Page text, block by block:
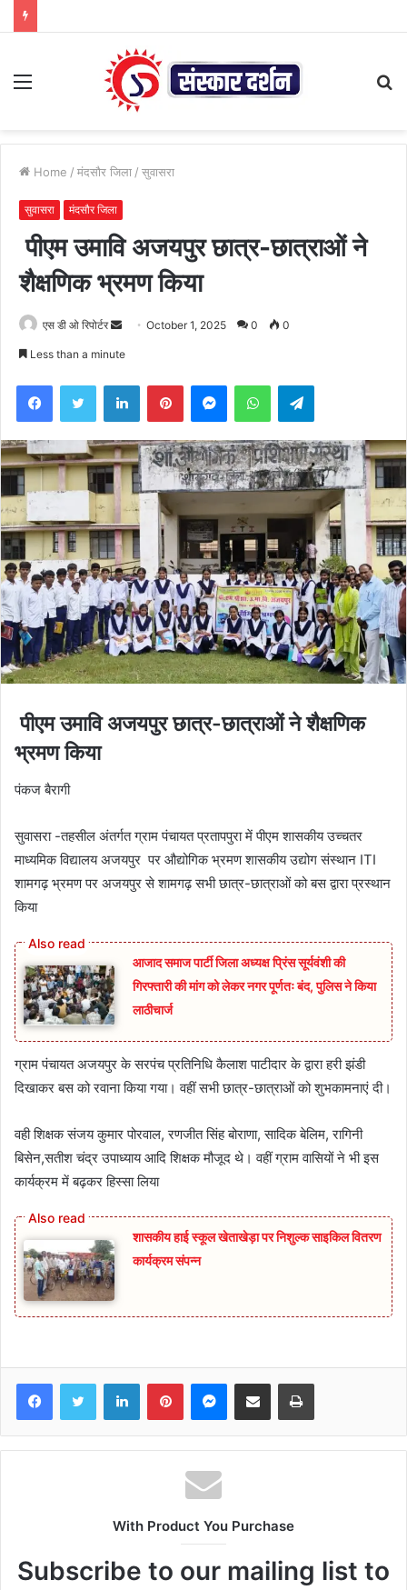
Menu
Home / मंदसौर जिला / सुवासरा
सुवासरा मंदसौर जिला
पीएम उमावि अजयपुर छात्र-छात्राओं ने
शैक्षणिक भ्रमण किया
एस डी ओ रिपोर्टर
SendOctober 1, 2025 0 0
Less than a minute
FacebookTwitter LinkedInPinterestMessengerWhatsAppTelegram
पीएम उमावि अजयपुर छात्र-छात्राओं ने शैक्षणिक
भ्रमण किया
पंकज बैरागी
सुवासरा -तहसील अंतर्गत ग्राम पंचायत प्रतापपुरा में पीएम शासकीय उच्चतर
माध्यमिक विद्यालय अजयपुर पर औद्योगिक भ्रमण शासकीय उद्योग संस्थान ITI
शामगढ़ भ्रमण पर अजयपुर से शामगढ़ सभी छात्र-छात्राओं को बस द्वारा प्रस्थान
किया
आजाद समाज पार्टी जिला अध्यक्ष प्रिंस सूर्यवंशी की
गिरफ्तारी की मांग को लेकर नगर पूर्णतः बंद, पुलिस ने किया
लाठीचार्ज
ग्राम पंचायत अजयपुर के सरपंच प्रतिनिधि कैलाश पाटीदार के द्वारा हरी झंडी
दिखाकर बस को रवाना किया गया। वहीं सभी छात्र-छात्राओं को शुभकामनाएं दी।
वही शिक्षक संजय कुमार पोरवाल, रणजीत सिंह बोराणा, सादिक बेलिम, रागिनी
बिसेन,सतीश चंद्र उपाध्याय आदि शिक्षक मौजूद थे। वहीं ग्राम वासियों ने भी इस
कार्यक्रम में बढ़कर हिस्सा लिया
शासकीय हाई स्कूल खेताखेड़ा पर निशुल्क साइकिल वितरण
कार्यक्रम संपन्न
FacebookTwitter LinkedInPinterestMessenger
Share via Email Print
With Product You Purchase
Subscribe to our mailing list to